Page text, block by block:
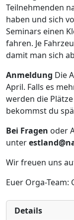
Teilnehmenden
haben und sich
Seminars einen
fahren. Je
damit man sich
Anmeldung Die
April. Falls es
werden die
bekommst du
Bei Fragen oder
unter
Wir freuen uns
Euer Orga-Team:
Details